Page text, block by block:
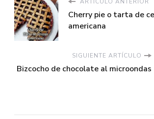
ARTÍCULO ANTERIOR
Cherry pie o tarta de
americana
SIGUIENTE ARTÍCULO
Bizcocho de chocolate al microondas